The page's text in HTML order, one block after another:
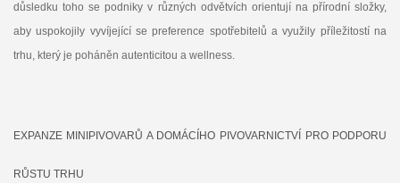
důsledku toho se podniky v různých odvětvích orientují na přírodní složky,
aby uspokojily vyvíjející se preference spotřebitelů a využily příležitostí na
trhu, který je poháněn autenticitou a wellness.
EXPANZE MINIPIVOVARŮ A DOMÁCÍHO PIVOVARNICTVÍ PRO PODPORU
RŮSTU TRHU